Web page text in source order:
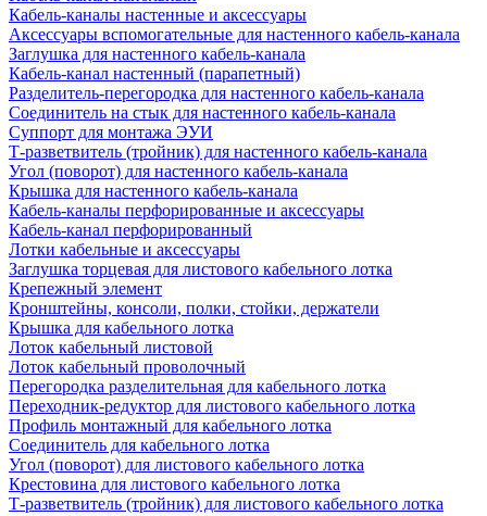
Кабель-каналы настенные и аксессуары
Аксессуары вспомогательные для настенного кабель-канала
Заглушка для настенного кабель-канала
Кабель-канал настенный (парапетный)
Разделитель-перегородка для настенного кабель-канала
Соединитель на стык для настенного кабель-канала
Суппорт для монтажа ЭУИ
Т-разветвитель (тройник) для настенного кабель-канала
Угол (поворот) для настенного кабель-канала
Крышка для настенного кабель-канала
Кабель-каналы перфорированные и аксессуары
Кабель-канал перфорированный
Лотки кабельные и аксессуары
Заглушка торцевая для листового кабельного лотка
Крепежный элемент
Кронштейны, консоли, полки, стойки, держатели
Крышка для кабельного лотка
Лоток кабельный листовой
Лоток кабельный проволочный
Перегородка разделительная для кабельного лотка
Переходник-редуктор для листового кабельного лотка
Профиль монтажный для кабельного лотка
Соединитель для кабельного лотка
Угол (поворот) для листового кабельного лотка
Крестовина для листового кабельного лотка
Т-разветвитель (тройник) для листового кабельного лотка